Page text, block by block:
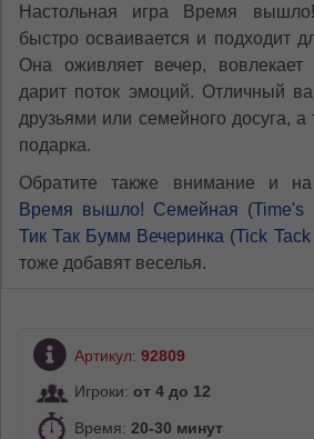
Настольная игра Время
быстро осваивается и подходит
Она оживляет вечер, вовлекает
дарит поток эмоций. Отличный
друзьями или семейного досуга, а
подарка.
Обратите также внимание и
Время вышло! Семейная (Time's
Тик Так Бумм Вечеринка (Tick
тоже добавят веселья.
Артикул: 92809
Игроки: от 4 до 12
Время: 20-30 минут